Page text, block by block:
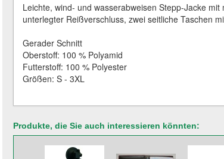
Leichte, wind- und wasserabweisen Stepp-Jacke
unterlegter Reißverschluss, zwei seitliche Taschen
Gerader Schnitt
Oberstoff: 100 % Polyamid
Futterstoff: 100 % Polyester
Größen: S - 3XL
Produkte, die Sie auch interessieren könnten: